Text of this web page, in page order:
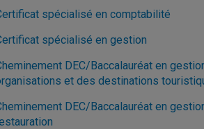
spécialisé en comptabilité
spécialisé en gestion
DEC/Baccalauréat en
et des destinations
DEC/Baccalauréat en